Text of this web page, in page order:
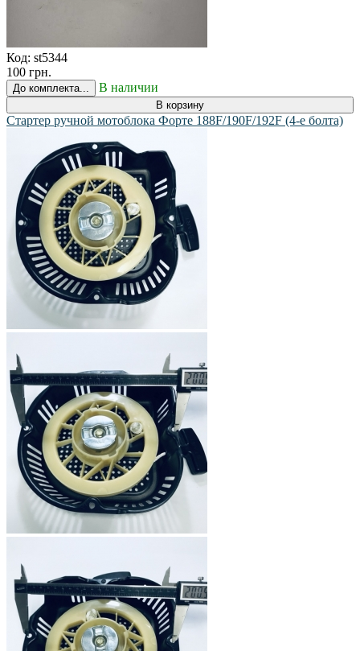
Код: st5344
100 грн.
До комплекта... В наличии
В корзину
Стартер ручной мотоблока Форте 188F/190F/192F (4-е болта)